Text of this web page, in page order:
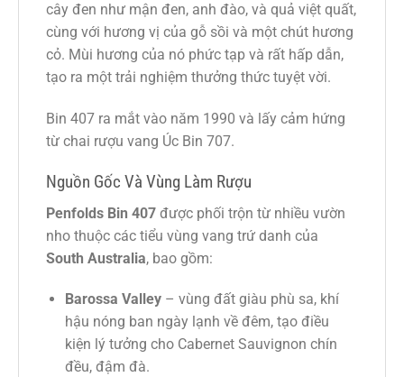
cây đen như mận đen, anh đào, và quả việt quất,
cùng với hương vị của gỗ sồi và một chút hương
cỏ. Mùi hương của nó phức tạp và rất hấp dẫn,
tạo ra một trải nghiệm thưởng thức tuyệt vời.
Bin 407 ra mắt vào năm 1990 và lấy cảm hứng
từ chai rượu vang Úc Bin 707.
Nguồn Gốc Và Vùng Làm Rượu
Penfolds Bin 407 được phối trộn từ nhiều vườn
nho thuộc các tiểu vùng vang trứ danh của
South Australia, bao gồm:
Barossa Valley– vùng đất giàu phù sa, khí
hậu nóng ban ngày lạnh về đêm, tạo điều
kiện lý tưởng cho Cabernet Sauvignon chín
đều, đậm đà.